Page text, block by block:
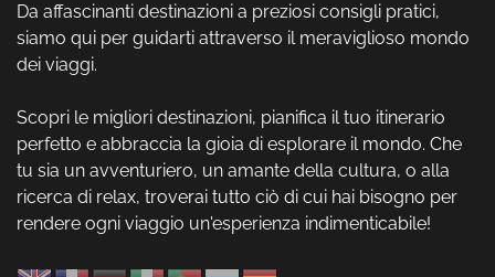
Da affascinanti destinazioni a preziosi consigli pratici,
siamo qui per guidarti attraverso il meraviglioso mondo
dei viaggi.
Scopri le migliori destinazioni, pianifica il tuo itinerario
perfetto e abbraccia la gioia di esplorare il mondo. Che
tu sia un avventuriero, un amante della cultura, o alla
ricerca di relax, troverai tutto ciò di cui hai bisogno per
rendere ogni viaggio un'esperienza indimenticabile!